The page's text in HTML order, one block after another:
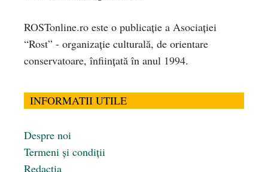
ROSTonline.ro este o publicaţie a Asociaţiei
“Rost” - organizaţie culturală, de orientare
conservatoare, înfiinţată în anul 1994.
INFORMATII UTILE
Despre noi
Termeni și condiții
Redacția